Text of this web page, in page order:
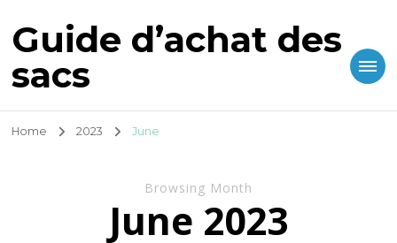
Guide d’achat des
sacs
Home 2023 June
Browsing Month
June 2023